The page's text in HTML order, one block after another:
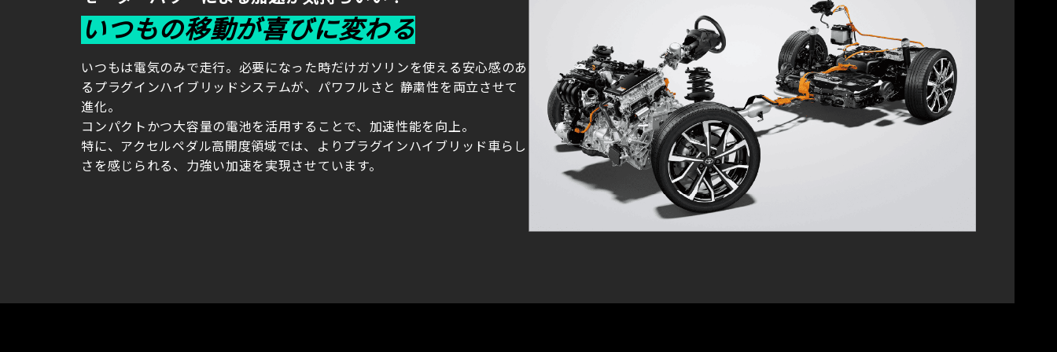
いつもの移動が喜びに変わる
いつもは電気のみで走行。必要になった時だけガソリンを使える安心感のあ
るプラグインハイブリッドシステムが、パワフルさと 静粛性を両立させて
進化。
コンパクトかつ大容量の電池を活用することで、加速性能を向上。
特に、アクセルペダル高開度領域では、よりプラグインハイブリッド車らし
さを感じられる、力強い加速を実現させています。